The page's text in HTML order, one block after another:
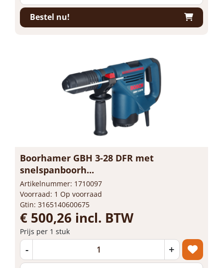
Bestel nu!
Boorhamer GBH 3-28 DFR met
snelspanboorh...
Artikelnummer: 1710097
Voorraad: 1 Op voorraad
Gtin: 3165140600675
€ 500,26 incl. BTW
Prijs per 1 stuk
- +